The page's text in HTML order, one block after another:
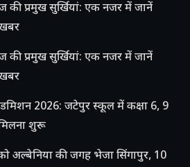
की प्रमुख सुर्खियां: एक नजर में जानें
की प्रमुख सुर्खियां: एक नजर में जानें
2026: जटेपुर स्कूल में कक्षा 6, 9
शुरू
अल्बेनिया की जगह भेजा सिंगापुर, 10